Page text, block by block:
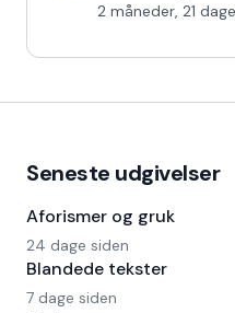
2 måneder, 21
Seneste udgivelser
Aforismer og gruk
24 dage siden
Blandede tekster
7 dage siden